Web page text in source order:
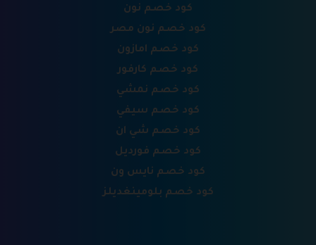
كود خصم نون
كود خصم نون مصر
كود خصم امازون
كود خصم كارفور
كود خصم نمشي
كود خصم سيفي
كود خصم شي ان
كود خصم فورديل
كود خصم نايس ون
كود خصم بلومينغديلز